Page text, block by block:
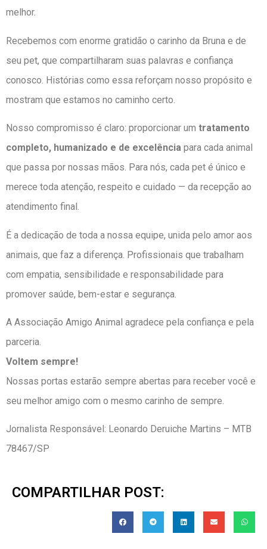
melhor.
Recebemos com enorme gratidão o carinho da Bruna e de
seu pet, que compartilharam suas palavras e confiança
conosco. Histórias como essa reforçam nosso propósito e
mostram que estamos no caminho certo.
Nosso compromisso é claro: proporcionar um tratamento
completo, humanizado e de excelência para cada animal
que passa por nossas mãos. Para nós, cada pet é único e
merece toda atenção, respeito e cuidado — da recepção ao
atendimento final.
É a dedicação de toda a nossa equipe, unida pelo amor aos
animais, que faz a diferença. Profissionais que trabalham
com empatia, sensibilidade e responsabilidade para
promover saúde, bem-estar e segurança.
A Associação Amigo Animal agradece pela confiança e pela
parceria.
Voltem sempre!
Nossas portas estarão sempre abertas para receber você e
seu melhor amigo com o mesmo carinho de sempre.
Jornalista Responsável: Leonardo Deruiche Martins – MTB
78467/SP
COMPARTILHAR POST: